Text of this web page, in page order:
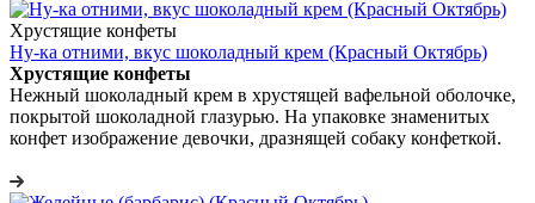
Хрустящие конфеты
Ну-ка отними, вкус шоколадный крем (Красный Октябрь)
Хрустящие конфеты
Нежный шоколадный крем в хрустящей вафельной оболочке,
покрытой шоколадной глазурью. На упаковке знаменитых
конфет изображение девочки, дразнящей собаку конфеткой.